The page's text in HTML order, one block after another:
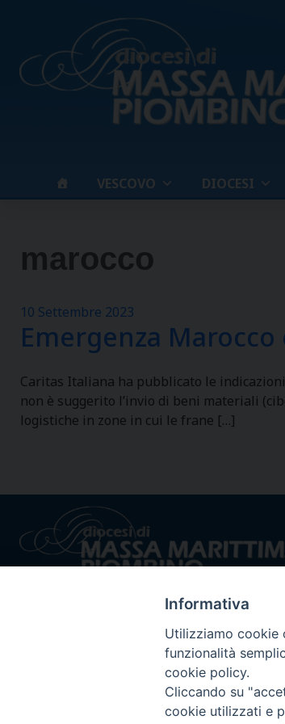
VESCOVO DIOCESI
marocco
10 Settembre 2023
Emergenza Marocco
Caritas Italiana ha pubblicato le
non è suggerito l’invio di beni materiali
logistiche in zone in cui le frane […]
Privacy policy - trasparenza
Informativa
Utilizziamo cookie
funzionalità
cookie policy.
Cliccando su
cookie utilizzati e